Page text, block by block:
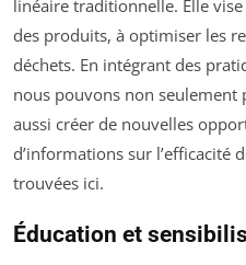
linéaire traditionnelle. Elle
des produits, à optimiser les
déchets. En intégrant des
nous pouvons non seulement
aussi créer de nouvelles
d’informations sur l’efficacité
trouvées ici.
Éducation et